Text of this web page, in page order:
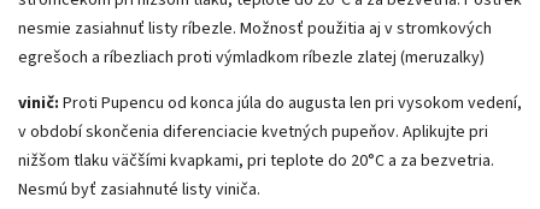
nesmie zasiahnuť listy ríbezle. Možnosť použitia aj v stromkových
egrešoch a ríbezliach proti výmladkom ríbezle zlatej (meruzalky)
vinič: Proti Pupencu od konca júla do augusta len pri vysokom vedení,
v období skončenia diferenciacie kvetných pupeňov. Aplikujte pri
nižšom tlaku väčšími kvapkami, pri teplote do 20°C a za bezvetria.
Nesmú byť zasiahnuté listy viniča.